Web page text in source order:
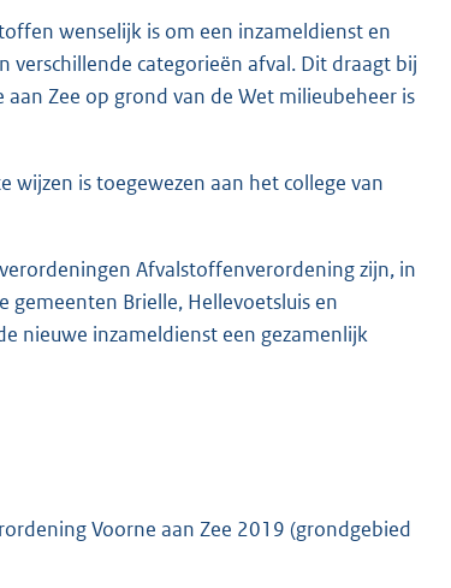
wenselijk is om een inzameldienst en
verschillende categorieën afval. Dit draagt bij
Zee op grond van de Wet milieubeheer is
wijzen is toegewezen aan het college van
Afvalstoffenverordening zijn, in
Brielle, Hellevoetsluis en
nieuwe inzameldienst een gezamenlijk
Voorne aan Zee 2019 (grondgebied